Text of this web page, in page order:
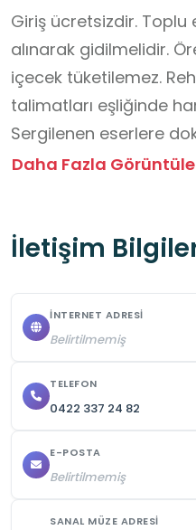
Giriş ücretsizdir.
alınarak gidilmelidir.
içecek tüketilemez.
talimatları eşliğinde
Sergilenen eserlere
Yaklaşma mesafelerini
Daha Fazla Görüntüle
İletişim
İNTERNET ADRESI
Belirtilmemiş
TELEFON
0422 337 24 82
E-POSTA
Belirtilmemiş
SANAL MÜZE ADRESI